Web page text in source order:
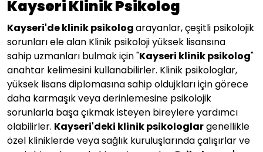
Kayseri Klinik Psikolog
Kayseri'de klinik psikolog arayanlar, çeşitli psikolojik
sorunları ele alan Klinik psikoloji yüksek lisansına
sahip uzmanları bulmak için "
Kayseri klinik psikolog
anahtar kelimesini kullanabilirler. Klinik psikologlar,
yüksek lisans diplomasına sahip oldujkları için görece
daha karmaşık veya derinlemesine psikolojik
sorunlarla başa çıkmak isteyen bireylere yardımcı
olabilirler. Kayseri'deki klinik psikologlar genellikle
özel kliniklerde veya sağlık kuruluşlarında çalışırlar ve